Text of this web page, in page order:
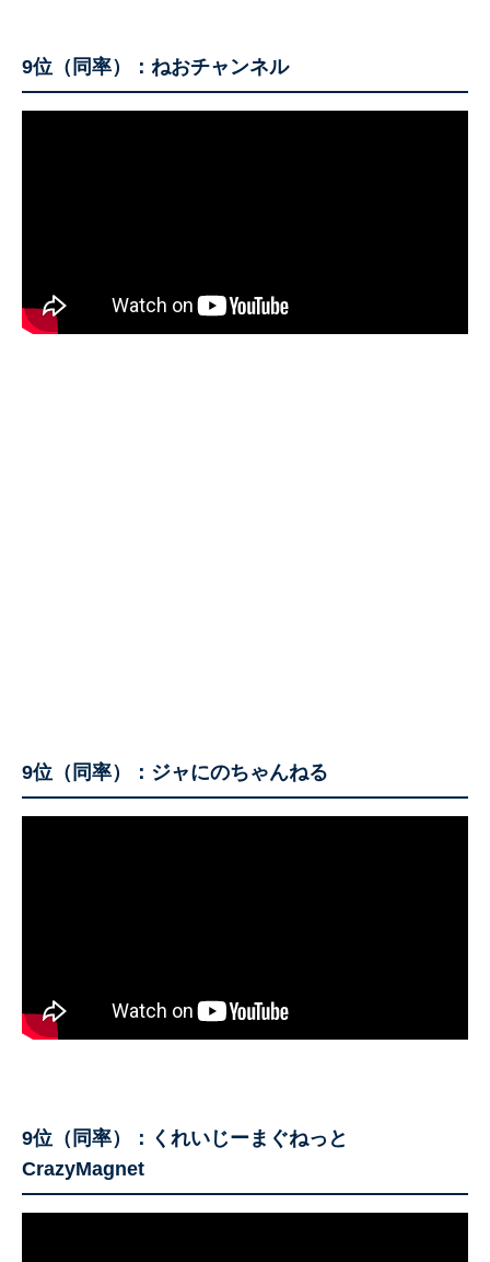
9位（同率）：ねおチャンネル
9位（同率）：ジャにのちゃんねる
9位（同率）：くれいじーまぐねっと
CrazyMagnet